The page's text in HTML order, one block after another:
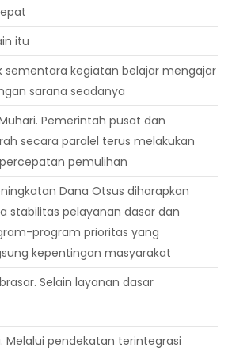
itu
sementara kegiatan belajar mengajar
sarana seadanya
Pemerintah pusat dan
secara paralel terus melakukan
pemulihan
Dana Otsus diharapkan
stabilitas pelayanan dasar dan
program prioritas yang
kepentingan masyarakat
Selain layanan dasar
Melalui pendekatan terintegrasi